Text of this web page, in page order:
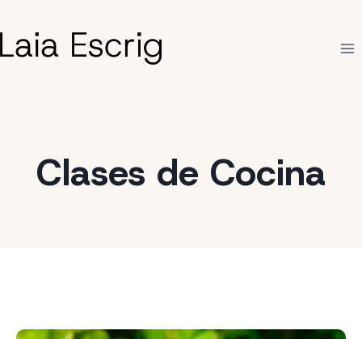
al
contenido
Clases de Cocina